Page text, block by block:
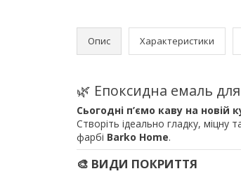
Опис Характеристики
🌿 Епоксидна емаль
Сьогодні п’ємо каву на новій
Створіть ідеально гладку, міцну
фарбі Barko Home.
🎨 ВИДИ ПОКРИТТЯ